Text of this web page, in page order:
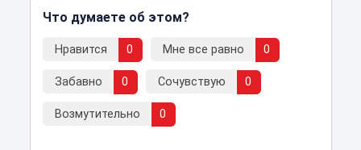
Что думаете об этом?
Нравится 0 Мне все равно 0
Забавно 0 Сочувствую 0
Возмутительно 0